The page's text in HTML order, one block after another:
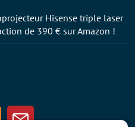
RSS Newsletter
Hisense triple laser
de 390 € sur Amazon !